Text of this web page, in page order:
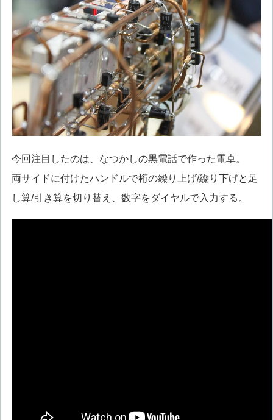
今回注目したのは、なつかしの黒電話で作った電卓。
両サイドに付けたハンドルで桁の繰り上げ/繰り下げと足
し算/引き算を切り替え、数字をダイヤルで入力する。